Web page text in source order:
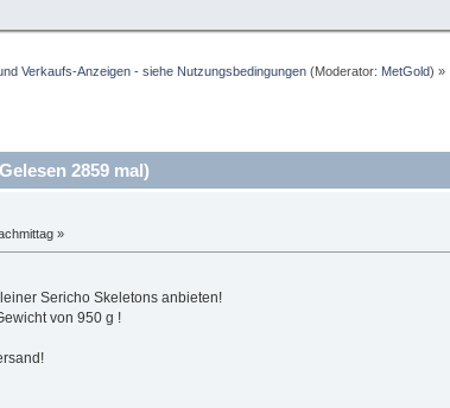
Verkaufs-Anzeigen - siehe Nutzungsbedingungen(Moderator: MetGold) »
2859 mal)
»
Sericho Skeletons anbieten!
von 950 g !